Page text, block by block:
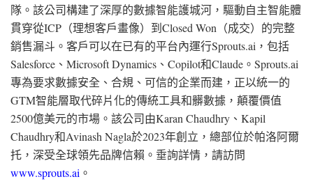
隊。該公司構建了深厚的數據智能護城河，驅動自主智能體
貫穿從ICP（理想客戶畫像）到Closed Won（成交）的完整
銷售漏斗。客戶可以在已有的平台內運行Sprouts.ai，包括
Salesforce、Microsoft Dynamics、Copilot和Claude。Sprouts.ai
專為要求數據安全、合規、可信的企業而建，正以統一的
GTM智能層取代碎片化的傳統工具和髒數據，顛覆價值
2500億美元的市場。該公司由Karan Chaudhry、Kapil
Chaudhry和Avinash Nagla於2023年創立，總部位於帕洛阿爾
托，深受全球領先品牌信賴。垂詢詳情，請訪問
www.sprouts.ai 。